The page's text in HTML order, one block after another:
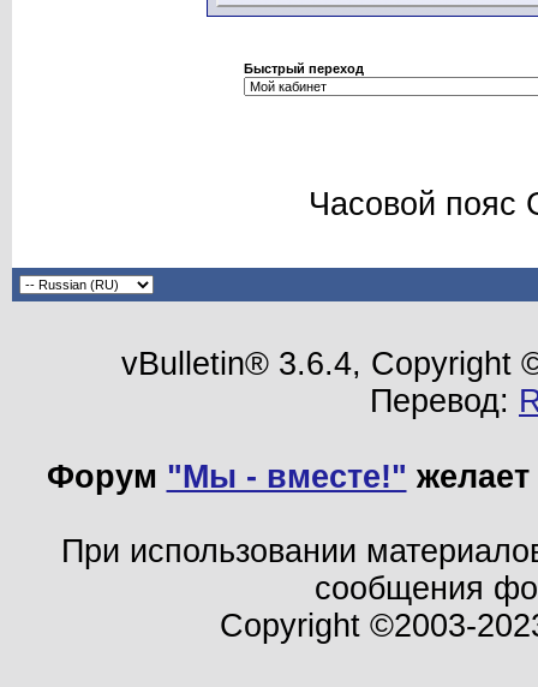
Быстрый переход
Часовой пояс
vBulletin® 3.6.4, Copyright
Перевод:
Форум "Мы - вместе!"
При использовании
сообщения
Copyright ©2003-